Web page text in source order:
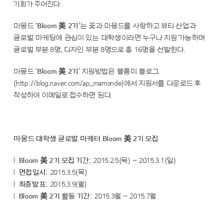
기회가 주어진다.
마몽드 ‘Bloom 美 2기’는 꽃과 마몽드를 사랑하고 뷰티 산업과
글로벌 마케팅에 관심이 있는 대학생이라면 누구나 지원 가능하며
글로벌 부분 8명, 디자인 부분 8명으로 총 16명을 선발한다.
마몽드 ‘Bloom 美 2기’ 지원방법은 블룸미 블로그
(http://blog.naver.com/ap_mamonde)에서 지원서를 다운로드 후
작성하여 이메일로 접수하면 된다.
마몽드 대학생 글로벌 마케터 Bloom 美 2기 모집
Bloom 美 2기 모집 기간: 2015.2.5(목) ~ 2015.3.1(일)
면접일시: 2015.3.5(목)
최종발표: 2015.3.9(월)
Bloom 美 2기 활동 기간: 2015.3월 ~ 2015.7월